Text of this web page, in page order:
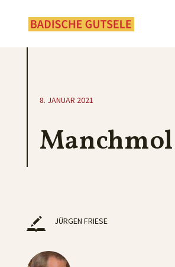
8. JANUAR 2021
Manchmol
JÜRGEN FRIESE